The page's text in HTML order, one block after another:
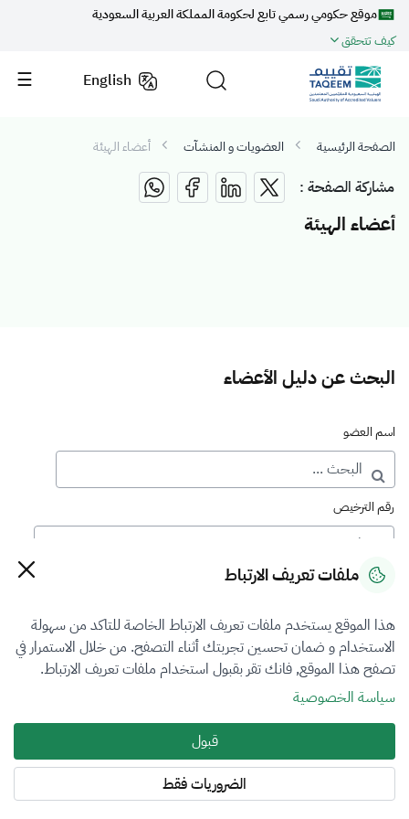
موقع حكومي رسمي تابع لحكومة المملكة العربية السعودية
كيف تتحقق
English
الصفحة الرئيسية العضويات و المنشآت أعضاء الهيئة
مشاركة الصفحة :
أعضاء الهيئة
البحث عن دليل الأعضاء
اسم العضو
رقم الترخيص
رقم العضوية
فرع التقييم
أضرار المركبات
نوع العضوية
طالب منتسب
المنطقة
ملفات تعريف الارتباط
هذا الموقع يستخدم ملفات تعريف الارتباط الخاصة للتاكد من سهولة
الاستخدام و ضمان تحسين تجربتك أثناء التصفح. من خلال الاستمرار في
تصفح هذا الموقع, فانك تقر بقبول استخدام ملفات تعريف الارتباط.
سياسة الخصوصية
قبول
الضروريات فقط